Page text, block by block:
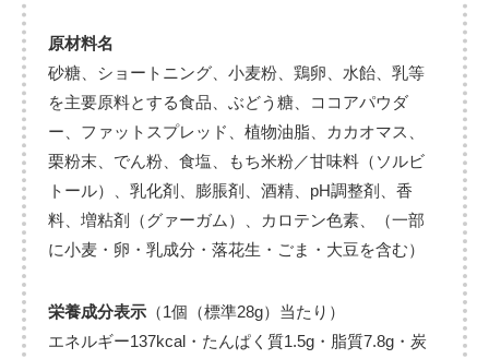
原材料名
砂糖、ショートニング、小麦粉、鶏卵、水飴、乳等
を主要原料とする食品、ぶどう糖、ココアパウダ
ー、ファットスプレッド、植物油脂、カカオマス、
栗粉末、でん粉、食塩、もち米粉／甘味料（ソルビ
トール）、乳化剤、膨脹剤、酒精、pH調整剤、香
料、増粘剤（グァーガム）、カロテン色素、（一部
に小麦・卵・乳成分・落花生・ごま・大豆を含む）
栄養成分表示 （1個（標準28g）当たり）
エネルギー137kcal・たんぱく質1.5g・脂質7.8g・炭